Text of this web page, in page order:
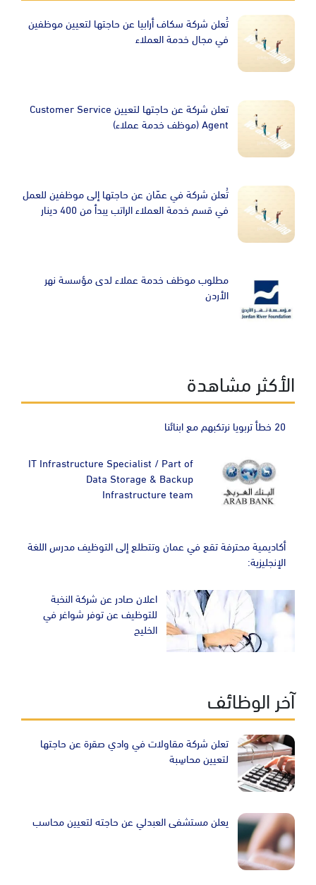
Image تُعلن شركة سكاف أرابيا عن حاجتها لتعيين موظفين
في مجال خدمة العملاء
Image تعلن شركة عن حاجتها لتعيين Customer Service
Agent (موظف خدمة عملاء)
Image تُعلن شركة في عمّان عن حاجتها إلى موظفين للعمل
في قسم خدمة العملاء الراتب يبدأ من 400 دينار
مطلوب موظف خدمة عملاء لدى مؤسسة نهر
الأردن
الأكثر مشاهدة
20 خطأ تربويا نرتكبهم مع ابنائنا
IT Infrastructure Specialist / Part of
Data Storage & Backup
Infrastructure team
أكاديمية محترفة تقع في عمان وتتطلع إلى التوظيف مدرس اللغة
الإنجليزية:
اعلان صادر عن شركة النخبة
للتوظيف عن توفر شواغر في
الخليج
آخر الوظائف
تعلن شركة مقاولات في وادي صقرة عن حاجتها
لتعيين محاسِبة
يعلن مستشفى العبدلي عن حاجته لتعيين محاسب